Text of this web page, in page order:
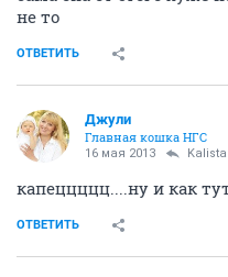
не то
ОТВЕТИТЬ
Джули
Главная кошка НГС
16 мая 2013 Kalista
капеццццц....ну и как
ОТВЕТИТЬ